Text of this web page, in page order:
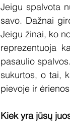
Jeigu spalvota
savo. Dažnai
Jeigu žinai, ko
reprezentuoja
pasaulio
sukurtos, o tai,
pievoje ir
Kiek yra jūsų